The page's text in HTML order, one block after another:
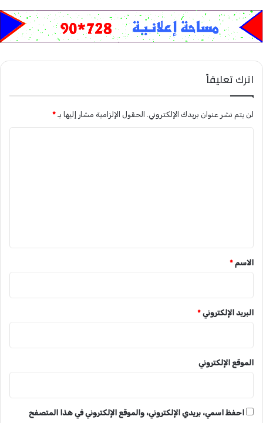
اترك تعليقاً
لن يتم نشر عنوان بريدك الإلكتروني. الحقول الإلزامية مشار إليها بـ *
*
الاسم *
البريد الإلكتروني *
الموقع الإلكتروني
احفظ اسمي، بريدي الإلكتروني، والموقع الإلكتروني في هذا المتصفح